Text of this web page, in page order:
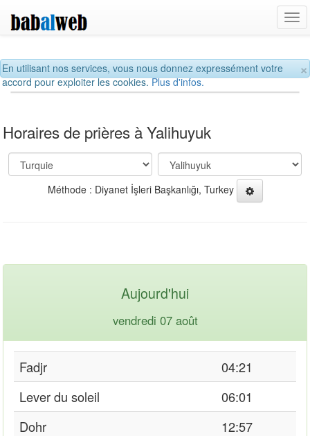
×
En utilisant nos services, vous nous donnez expressément votre
accord pour exploiter les cookies.Plus d'infos.
Horaires de prières à Yalihuyuk
Méthode : Diyanet İşleri Başkanlığı, Turkey
Aujourd'hui
vendredi 07 août
Fadjr
04:21
Lever du soleil
06:01
Dohr
12:57